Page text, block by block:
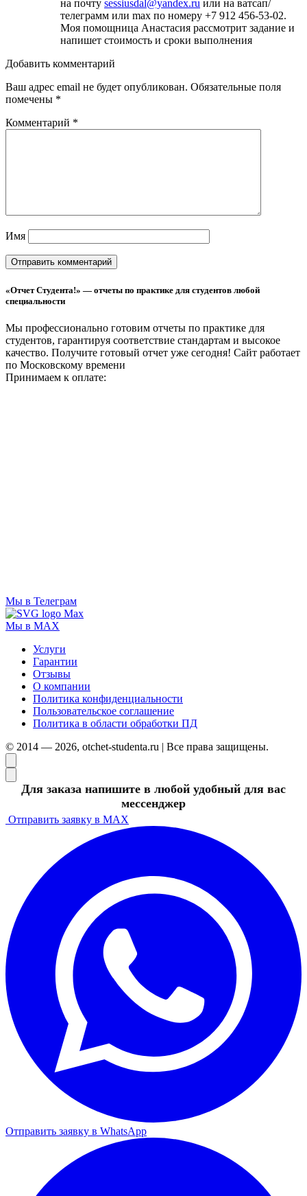
на почту sessiusdal@yandex.ru или на ватсап/
телеграмм или max по номеру +7 912 456-53-02.
Моя помощница Анастасия рассмотрит задание и
напишет стоимость и сроки выполнения
Добавить комментарий
Ваш адрес email не будет опубликован. Обязательные поля
помечены *
Комментарий *
Имя
«Отчет Студента!» — отчеты по практике для студентов любой
специальности
Мы профессионально готовим отчеты по практике для
студентов, гарантируя соответствие стандартам и высокое
качество. Получите готовый отчет уже сегодня! Сайт работает
по Московскому времени
Принимаем к оплате:
Мы в Телеграм
Мы в MAX
Услуги
Гарантии
Отзывы
О компании
Политика конфиденциальности
Пользовательское соглашение
Политика в области обработки ПД
© 2014 — 2026, otchet-studenta.ru | Все права защищены.
Для заказа напишите в любой удобный для вас
мессенджер
Отправить заявку в MAX
Отправить заявку в WhatsApp